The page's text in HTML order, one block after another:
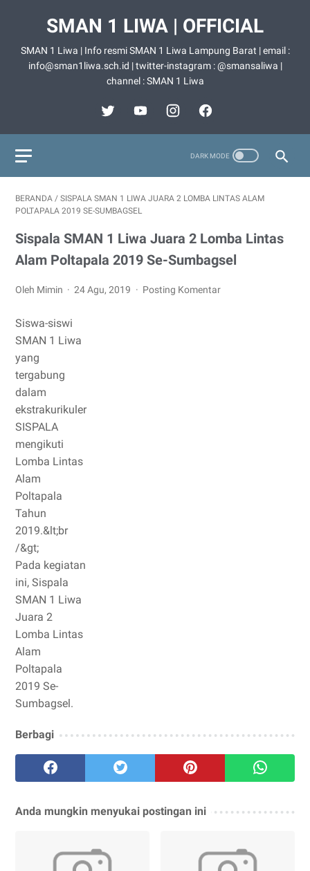
SMAN 1 LIWA | OFFICIAL
SMAN 1 Liwa | Info resmi SMAN 1 Liwa Lampung Barat | email :
info@sman1liwa.sch.id | twitter-instagram : @smansaliwa |
channel : SMAN 1 Liwa
BERANDA / SISPALA SMAN 1 LIWA JUARA 2 LOMBA LINTAS ALAM
POLTAPALA 2019 SE-SUMBAGSEL
Sispala SMAN 1 Liwa Juara 2 Lomba Lintas
Alam Poltapala 2019 Se-Sumbagsel
Oleh Mimin 24 Agu, 2019 Posting Komentar
Siswa-siswi
SMAN 1 Liwa
yang
tergabung
dalam
ekstrakurikuler
SISPALA
mengikuti
Lomba Lintas
Alam
Poltapala
Tahun
2019.&lt;br
/&gt;
Pada kegiatan
ini, Sispala
SMAN 1 Liwa
Juara 2
Lomba Lintas
Alam
Poltapala
2019 Se-
Sumbagsel.
Berbagi
Anda mungkin menyukai postingan ini